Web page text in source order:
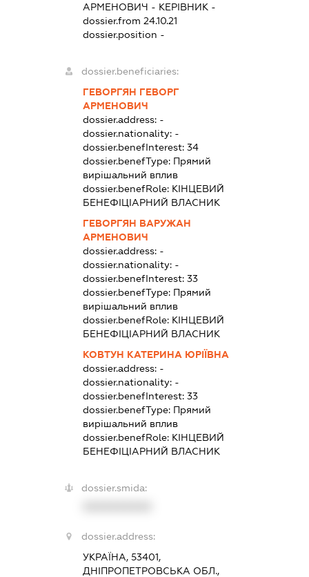
АРМЕНОВИЧ - КЕРІВНИК -
dossier.from 24.10.21
dossier.position -
dossier.beneficiaries:
ГЕВОРГЯН ГЕВОРГ
АРМЕНОВИЧ
dossier.address: -
dossier.nationality: -
dossier.benefInterest: 34
dossier.benefType: Прямий
вирішальний вплив
dossier.benefRole: КІНЦЕВИЙ
БЕНЕФІЦІАРНИЙ ВЛАСНИК
ГЕВОРГЯН ВАРУЖАН
АРМЕНОВИЧ
dossier.address: -
dossier.nationality: -
dossier.benefInterest: 33
dossier.benefType: Прямий
вирішальний вплив
dossier.benefRole: КІНЦЕВИЙ
БЕНЕФІЦІАРНИЙ ВЛАСНИК
КОВТУН КАТЕРИНА ЮРІЇВНА
dossier.address: -
dossier.nationality: -
dossier.benefInterest: 33
dossier.benefType: Прямий
вирішальний вплив
dossier.benefRole: КІНЦЕВИЙ
БЕНЕФІЦІАРНИЙ ВЛАСНИК
dossier.smida:
dossier.address:
УКРАЇНА, 53401,
ДНІПРОПЕТРОВСЬКА ОБЛ.,